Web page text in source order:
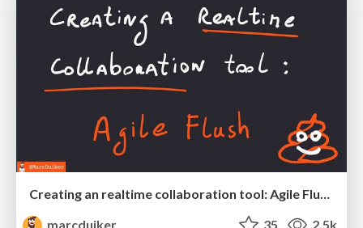
Creating an realtime collaboration tool: Agile Flush - .NET Oxford
marcduiker
35 2.5k